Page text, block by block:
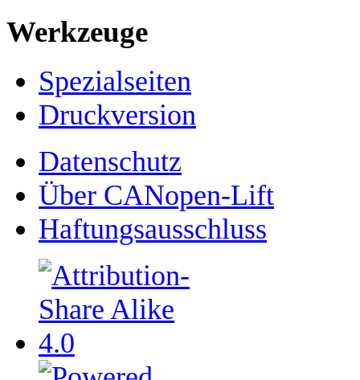
Werkzeuge
Spezialseiten
Druckversion
Datenschutz
Über CANopen-Lift
Haftungsausschluss